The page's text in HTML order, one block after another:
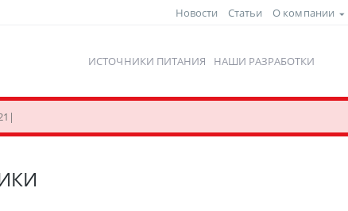
Новости Статьи О компании
ИСТОЧНИКИ ПИТАНИЯ НАШИ РАЗРАБОТКИ